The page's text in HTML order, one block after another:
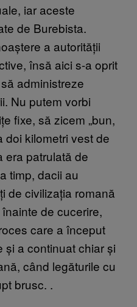
iar aceste
de Burebista.
a autorității
însă aici s-a oprit
administreze
Nu putem vorbi
fixe, să zicem „bun,
doi kilometri vest de
era patrulată de
timp, dacii au
de civilizația romană
de cucerire,
care a început
și a continuat chiar și
când legăturile cu
brusc. .